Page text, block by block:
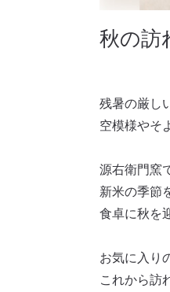
秋の訪
残暑の厳し
空模様やそ
源右衛門窯
新米の季節
食卓に秋を
お気に入り
これから訪